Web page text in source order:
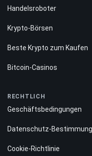
Handelsroboter
Krypto-Börsen
Beste Krypto zum Kaufen
Bitcoin-Casinos
RECHTLICH
Geschäftsbedingungen
Datenschutz-
Cookie-Richtlinie